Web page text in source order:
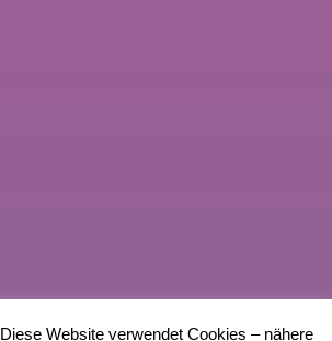
Diese Website verwendet Cookies – nähere